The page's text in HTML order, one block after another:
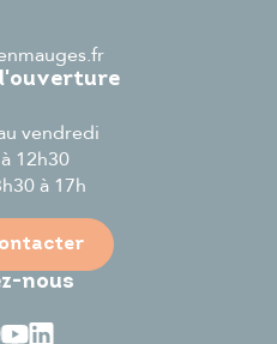
vendredi
12h30
à 17h
nous